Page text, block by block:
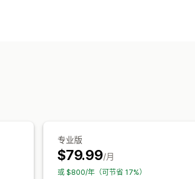
专业版
$79.99/月
或 $800/年（可节省 17%）